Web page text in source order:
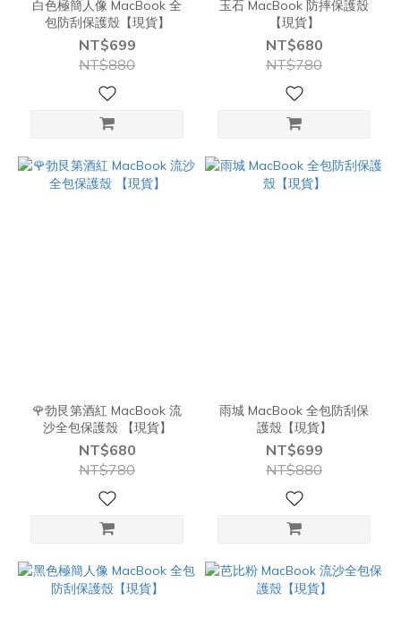
白色極簡人像 MacBook 全
包防刮保護殼【現貨】
NT$699
NT$880
玉石 MacBook 防摔保護殼
【現貨】
NT$680
NT$780
🌹勃艮第酒紅 MacBook 流
沙全包保護殼 【現貨】
NT$680
NT$780
雨城 MacBook 全包防刮保
護殼【現貨】
NT$699
NT$880